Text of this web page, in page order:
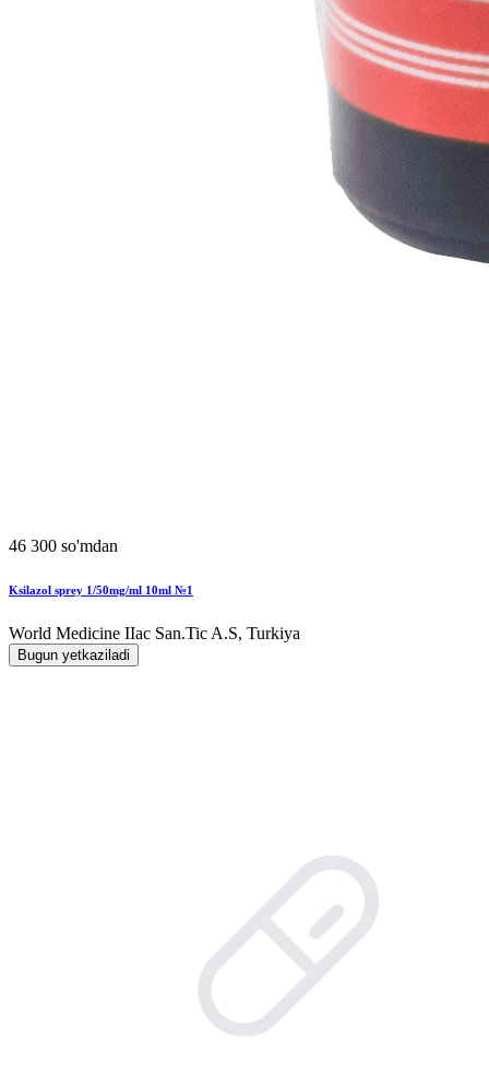
46 300 so'mdan
Ksilazol sprey 1/50mg/ml 10ml №1
World Мedicine IIac San.Tic A.S, Turkiya
Bugun yetkaziladi